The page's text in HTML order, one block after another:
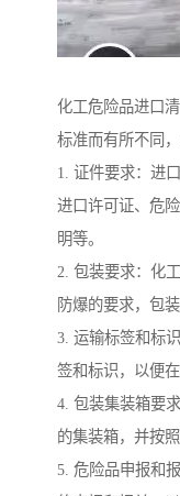
化工危险品进口
标准而有所不同
1. 证件要求：进
进口许可证、危
明等。
2. 包装要求：化
防爆的要求，包
3. 运输标签和标
签和标识，以便
4. 包装集装箱要
的集装箱，并按
5. 危险品申报和